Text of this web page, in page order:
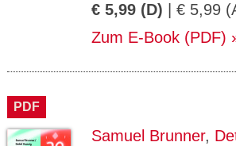
€ 5,99 (D) | € 5,99
Zum E-Book (PDF)
PDF
Samuel Brunner,